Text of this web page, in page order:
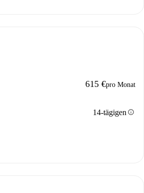
615 €pro Monat
14-tägigen info